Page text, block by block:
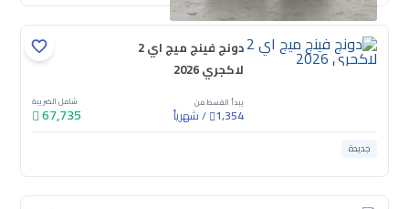
دونج فينج ميج اي 2
لاكجري 2026
يبدأ القسط من
1,354
/شهرياً
شامل الضريبة
67,735
جديدة